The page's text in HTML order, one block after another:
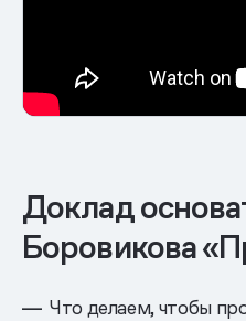
Доклад
Боровикова
Что делаем, чтобы